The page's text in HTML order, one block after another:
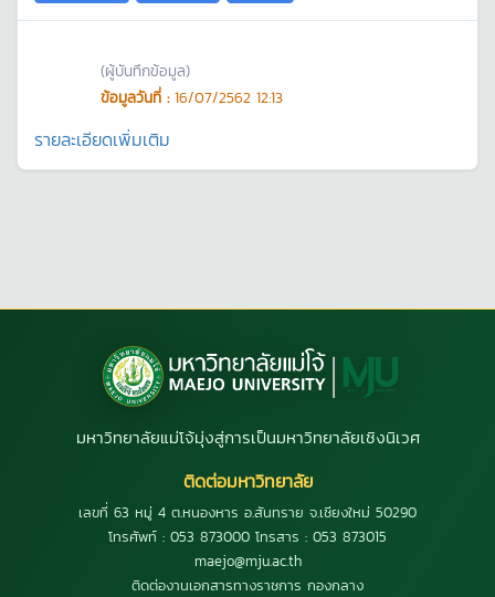
(ผู้บันทึกข้อมูล)
ข้อมูลวันที่ : 16/07/2562 12:13
รายละเอียดเพิ่มเติม
มหาวิทยาลัยแม่โจ้มุ่งสู่การเป็นมหาวิทยาลัยเชิงนิเวศ
ติดต่อมหาวิทยาลัย
เลขที่ 63 หมู่ 4 ต.หนองหาร อ.สันทราย จ.เชียงใหม่ 50290
โทรศัพท์ : 053 873000 โทรสาร : 053 873015
maejo@mju.ac.th
ติดต่องานเอกสารทางราชการ กองกลาง